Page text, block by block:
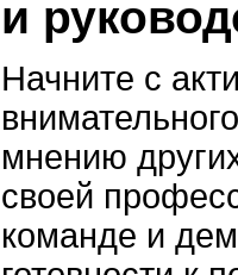
и
Начните с
мнению
своей
команде и